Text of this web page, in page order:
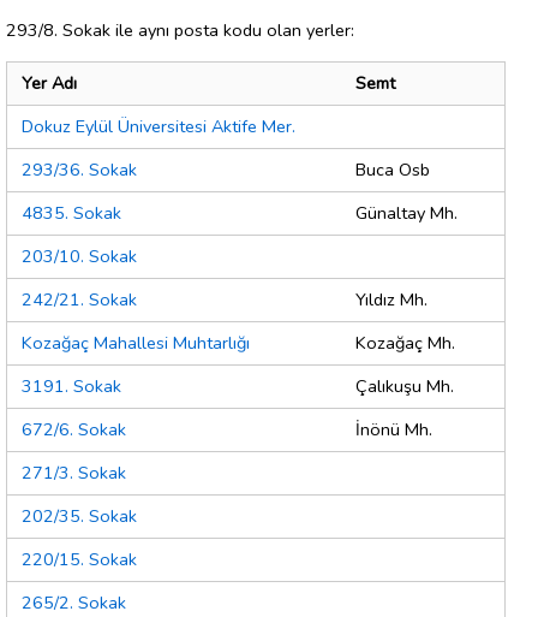
293/8. Sokak ile aynı posta kodu olan yerler:
Yer Adı
Semt
Dokuz Eylül Üniversitesi Aktife Mer.
293/36. Sokak
Buca Osb
4835. Sokak
Günaltay Mh.
203/10. Sokak
242/21. Sokak
Yıldız Mh.
Kozağaç Mahallesi Muhtarlığı
Kozağaç Mh.
3191. Sokak
Çalıkuşu Mh.
672/6. Sokak
İnönü Mh.
271/3. Sokak
202/35. Sokak
220/15. Sokak
265/2. Sokak